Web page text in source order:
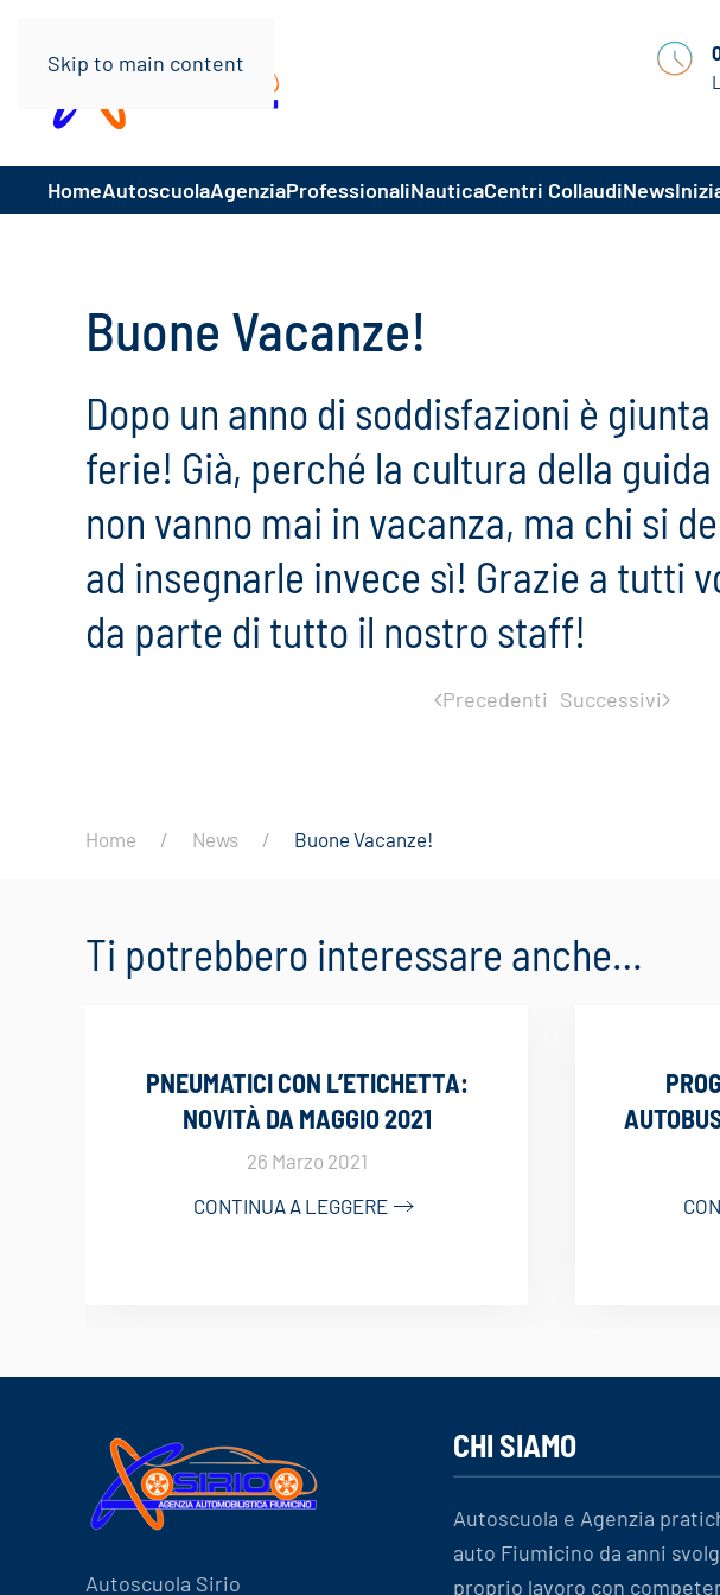
Skip to main content
HomeAutoscuolaAgenziaProfessionaliNauticaCentri CollaudiNews
Buone Vacanze!
Dopo un anno di soddisfazioni è giunta
ferie! Già, perché la cultura della
non vanno mai in vacanza, ma chi si
ad insegnarle invece sì! Grazie a tutti
da parte di tutto il nostro staff!
Precedenti Successivi
Home News Buone Vacanze!
Ti potrebbero interessare anche…
PNEUMATICI CON L’ETICHETTA:
NOVITÀ DA MAGGIO 2021
26 Marzo 2021
CONTINUA A LEGGERE
Autoscuola Sirio
CHI SIAMO
Autoscuola e Agenzia
auto Fiumicino da anni
proprio lavoro con